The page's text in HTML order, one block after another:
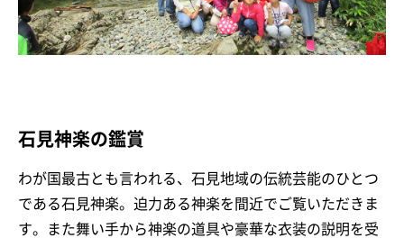
石見神楽の鑑賞
わが国最古とも言われる、石見地域の伝統芸能のひとつ
である石見神楽。迫力ある神楽を間近でご覧いただきま
す。また舞い手から神楽の道具や豪華な衣装の説明を受